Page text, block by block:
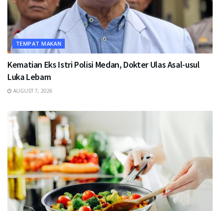
TEMPAT MAKAN
Kematian Eks Istri Polisi Medan, Dokter Ulas Asal-usul
Luka Lebam
AUGUST 7, 2026